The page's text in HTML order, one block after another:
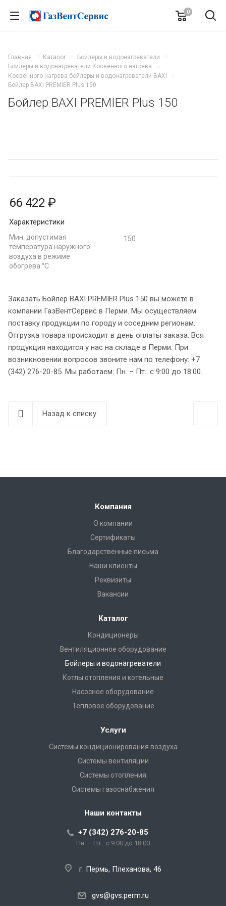
0
Главная Каталог
Бойлеры и водонагреватели
Бойлеры и водонагреватели Косвенного нагрева
Косвенного нагрева бойлеры и водонагреватели BAXI
Бойлер BAXI PREMIER Plus 150
Бойлер BAXI PREMIER Plus 150
66 422 ₽
Характеристики
Мин. допустимая
температура наружного
воздуха в режиме
обогрева °С
150
Заказать Бойлер BAXI PREMIER Plus 150 вы можете в
компании ГазВентСервис в Перми. Мы осуществляем
поставку продукции по городу и соседним регионам.
Отгрузка товара происходит в день оплаты заказа. Вся
продукция находится у нас на складе в Перми. При
возникновении вопросов звоните нам по телефону: +7
(342) 276-20-85. Мы работаем: Пн. – Пт.: с 9:00 до 18:00.
Назад к списку
Компания
О компании
Сертификаты
Благодарственные письма
Наши клиенты
Реквизиты
Вакансии
Каталог
Кондиционеры
Вентиляционное оборудование
Бойлеры и водонагреватели
Котлы отопления и котельные
Насосное оборудование
Тепловое оборудование
Услуги
Системы кондиционирования воздуха
Системы вентиляции
Системы отопления
Системы газоснабжения
Наши контакты
+7 (342) 276-20-85
Пн. – Пт.: с 9:00 до 18:00
г. Пермь, Плеханова, 46
gvs@gvs.perm.ru